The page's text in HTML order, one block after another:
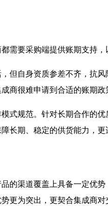
需要采购端提供账期支持
但自身资质参差不齐，抗
商很难申请到合适的账期政
式规范。针对长期合作的
长期、稳定的供货能力，
的渠道覆盖上具备一定优
更为突出，更契合集成商对